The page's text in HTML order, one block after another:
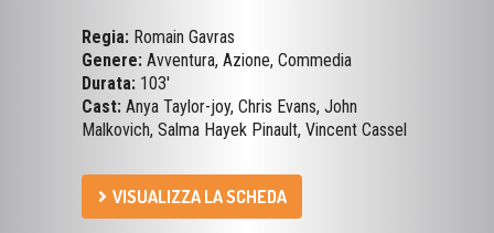
Durata:103'
Cast:Anya Taylor-joy, Chris Evans, John
Malkovich, Salma Hayek Pinault, Vincent Cassel
VISUALIZZA LA SCHEDA
MERCOLEDÌ 12/08